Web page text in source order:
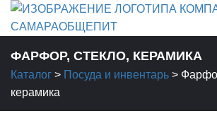
ФАРФОР, СТЕКЛО, КЕРАМИКА
Каталог > Посуда и инвентарь >
керамика